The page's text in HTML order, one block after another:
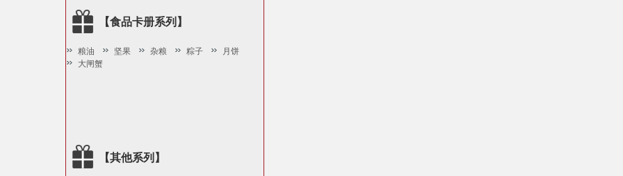
【其他系列】
粮油 坚果 杂粮 粽子
月饼
大闸蟹
【食品卡册系列】